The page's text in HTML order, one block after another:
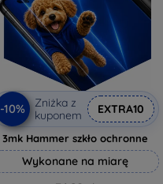
-10%
Zniżka z
kuponem
EXTRA10
3mk Hammer szkło ochronne
Wykonane na miarę